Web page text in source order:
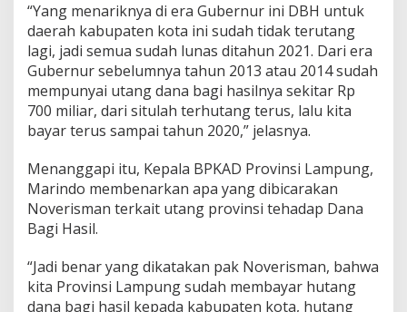
n
g
“Yang menariknya di era Gubernur ini DBH untuk
daerah kabupaten kota ini sudah tidak terutang
lagi, jadi semua sudah lunas ditahun 2021. Dari era
Gubernur sebelumnya tahun 2013 atau 2014 sudah
mempunyai utang dana bagi hasilnya sekitar Rp
700 miliar, dari situlah terhutang terus, lalu kita
bayar terus sampai tahun 2020,” jelasnya.
Menanggapi itu, Kepala BPKAD Provinsi Lampung,
Marindo membenarkan apa yang dibicarakan
Noverisman terkait utang provinsi tehadap Dana
Bagi Hasil.
“Jadi benar yang dikatakan pak Noverisman, bahwa
kita Provinsi Lampung sudah membayar hutang
dana bagi hasil kepada kabupaten kota, hutang